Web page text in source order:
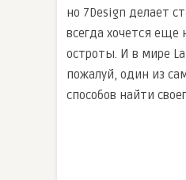
но 7Design делает
всегда хочется еще
остроты. И в мире
пожалуй, один из
способов найти